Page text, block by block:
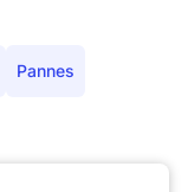
Pannes